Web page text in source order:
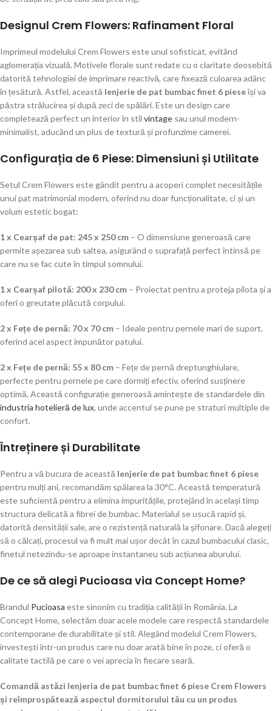
Designul Crem Flowers: Rafinament Floral
Imprimeul modelului Crem Flowers este unul sofisticat, evitând
aglomerația vizuală. Motivele florale sunt redate cu o claritate deosebită
datorită tehnologiei de imprimare reactivă, care fixează culoarea adânc
în țesătură. Astfel, această lenjerie de pat bumbac finet 6 pieseîși va
păstra strălucirea și după zeci de spălări. Este un design care
completează perfect un interior în stil vintage sau unul modern-
minimalist, aducând un plus de textură și profunzime camerei.
Configurația de 6 Piese: Dimensiuni și Utilitate
Setul Crem Flowers este gândit pentru a acoperi complet necesitățile
unui pat matrimonial modern, oferind nu doar funcționalitate, ci și un
volum estetic bogat:
1 x Cearșaf de pat: 245 x 250 cm – O dimensiune generoasă care
permite așezarea sub saltea, asigurând o suprafață perfect întinsă pe
care nu se fac cute în timpul somnului.
1 x Cearșaf pilotă: 200 x 230 cm – Proiectat pentru a proteja pilota și a
oferi o greutate plăcută corpului.
2 x Fețe de pernă: 70 x 70 cm – Ideale pentru pernele mari de suport,
oferind acel aspect impunător patului.
2 x Fețe de pernă: 55 x 80 cm – Fețe de pernă dreptunghiulare,
perfecte pentru pernele pe care dormiți efectiv, oferind susținere
optimă. Această configurație generoasă amintește de standardele din
industria hotelieră de lux, unde accentul se pune pe straturi multiple de
confort.
Întreținere și Durabilitate
Pentru a vă bucura de această lenjerie de pat bumbac finet 6 piese
pentru mulți ani, recomandăm spălarea la 30°C. Această temperatură
este suficientă pentru a elimina impuritățile, protejând în același timp
structura delicată a fibrei de bumbac. Materialul se usucă rapid și,
datorită densității sale, are o rezistență naturală la șifonare. Dacă alegeți
să o călcați, procesul va fi mult mai ușor decât în cazul bumbacului clasic,
finetul netezindu-se aproape instantaneu sub acțiunea aburului.
De ce să alegi Pucioasa via Concept Home?
Brandul Pucioasa este sinonim cu tradiția calității în România. La
Concept Home, selectăm doar acele modele care respectă standardele
contemporane de durabilitate și stil. Alegând modelul Crem Flowers,
investești într-un produs care nu doar arată bine în poze, ci oferă o
calitate tactilă pe care o vei aprecia în fiecare seară.
Comandă astăzi lenjeria de pat bumbac finet 6 piese Crem Flowers
și reîmprospătează aspectul dormitorului tău cu un produs